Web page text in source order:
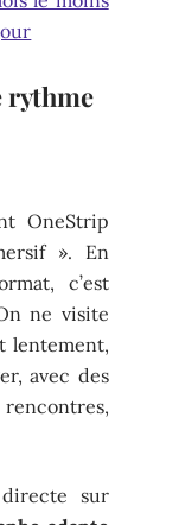
rythme
OneStrip
». En
c’est
ne visite
lentement,
avec des
sur